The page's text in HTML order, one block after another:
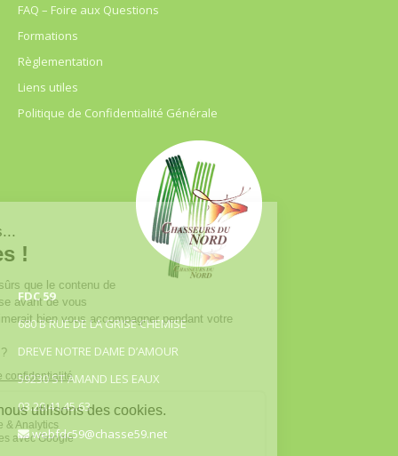
FAQ – Foire aux Questions
Formations
Règlementation
Liens utiles
Politique de Confidentialité Générale
FDC 59
680 B RUE DE LA GRISE CHEMISE
DREVE NOTRE DAME D’AMOUR
59230 ST AMAND LES EAUX
03.20.41.45.63
webfdc59@chasse59.net